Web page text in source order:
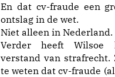
En dat cv-fraude een
ontslag in de wet.
Niet alleen in Nederland.
Verder heeft Wilsoe
verstand van
te weten dat cv-fraude